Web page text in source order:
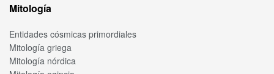
Mitología
Entidades cósmicas primordiales
Mitología griega
Mitología nórdica